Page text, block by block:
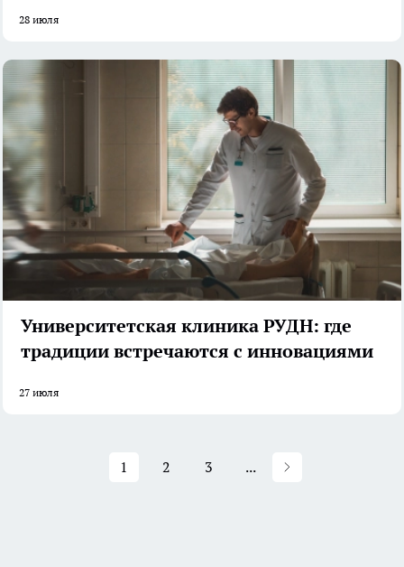
28 июля
Университетская клиника РУДН: где
традиции встречаются с инновациями
27 июля
1 2 3 ...